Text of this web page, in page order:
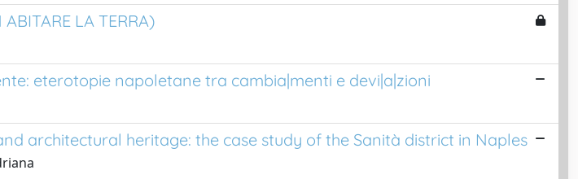
LA TERRA)
eterotopie napoletane tra cambia|menti e devi|a|zioni
architectural heritage: the case study of the Sanità district in Naples